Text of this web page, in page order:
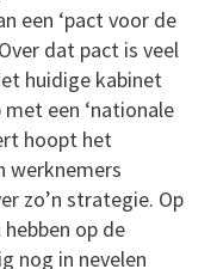
een ‘pact voor de
dat pact is veel
huidige kabinet
een ‘nationale
hoopt het
werknemers
zo’n strategie. Op
op de
nog in nevelen